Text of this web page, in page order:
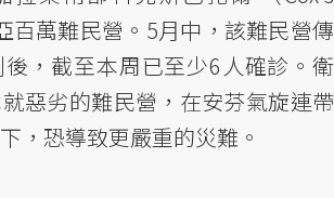
百萬難民營。5月中，該難民營傳
，截至本周已至少6人確診。衛
惡劣的難民營，在安芬氣旋連帶
，恐導致更嚴重的災難。